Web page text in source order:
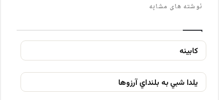
نوشته های مشابه
کابينه
يلدا شبي به بلنداي آرزوها